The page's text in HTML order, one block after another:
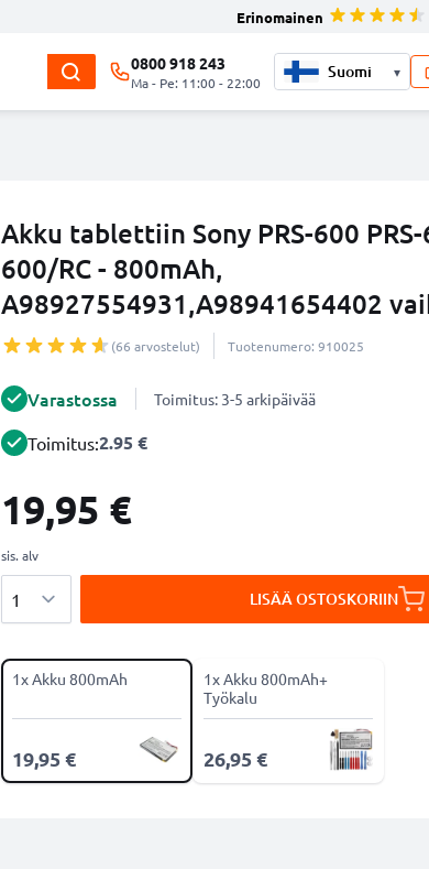
Erinomainen
0800 918 243
Ma - Pe: 11:00 - 22:00
▾
Akku tablettiin Sony PRS-600 PRS-
600/RC - 800mAh,
A98927554931,A98941654402
(66 arvostelut) Tuotenumero: 910025
Varastossa Toimitus: 3-5 arkipäivää
Toimitus:2.95 €
19,95 €
sis. alv
LISÄÄ OSTOSKORIIN
1x Akku 800mAh
19,95 €
1x Akku 800mAh+
Työkalu
26,95 €